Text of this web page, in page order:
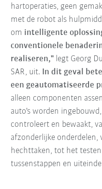
hartoperaties, geen
met de robot als
om intelligente
conventionele
realiseren," legt Georg
SAR, uit. In dit geval
een geautomatiseerde
alleen componenten
auto's worden
controleert en bewaakt,
afzonderlijke onderdelen,
hechttaken, tot het
tussenstappen en